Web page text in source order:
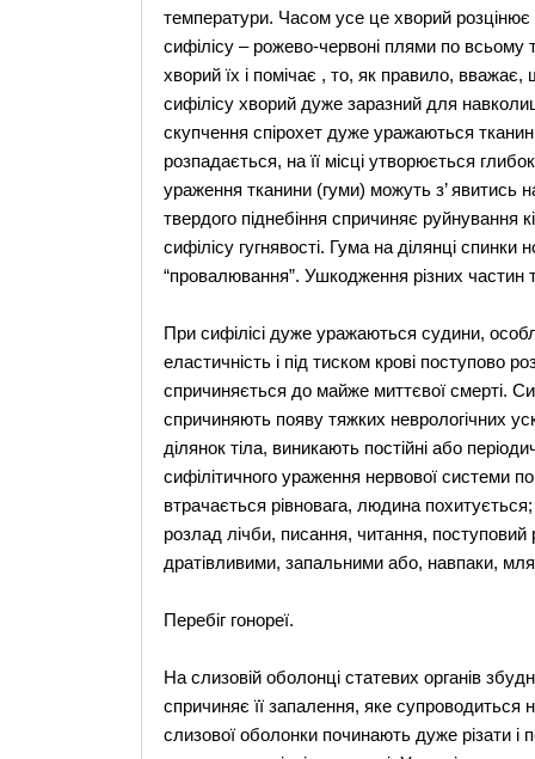
температури. Часом усе це хворий розцінює
сифілісу – рожево-червоні плями по
хворий їх і помічає , то, як правило,
сифілісу хворий дуже заразний для
скупчення спірохет дуже уражаються
розпадається, на її місці утворюється
ураження тканини (гуми) можуть з’ явитись
твердого піднебіння спричиняє руйнування
сифілісу гугнявості. Гума на ділянці
“провалювання”. Ушкодження різних частин
При сифілісі дуже уражаються судини,
еластичність і під тиском крові поступово
спричиняється до майже миттєвої смерті.
спричиняють появу тяжких неврологічних
ділянок тіла, виникають постійні або
сифілітичного ураження нервової системи
втрачається рівновага, людина
розлад лічби, писання, читання,
дратівливими, запальними або, навпаки,
Перебіг гонореї.
На слизовій оболонці статевих органів
спричиняє її запалення, яке
слизової оболонки починають дуже різати